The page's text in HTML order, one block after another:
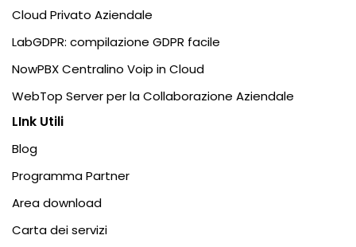
Cloud Privato Aziendale
LabGDPR: compilazione GDPR facile
NowPBX Centralino Voip in Cloud
WebTop Server per la Collaborazione Aziendale
LInk Utili
Blog
Programma Partner
Area download
Carta dei servizi